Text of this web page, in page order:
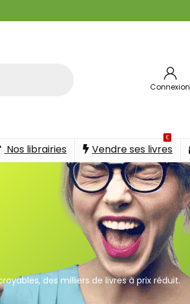
Connexion
Nos librairies
€
Vendre ses livres
des milliers de livres à prix réduit.